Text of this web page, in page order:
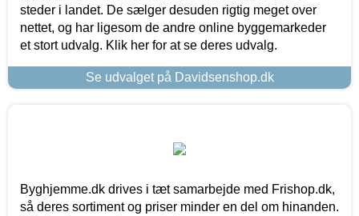
steder i landet. De sælger desuden rigtig meget over
nettet, og har ligesom de andre online byggemarkeder
et stort udvalg. Klik her for at se deres udvalg.
Se udvalget på Davidsenshop.dk
Byghjemme.dk drives i tæt samarbejde med Frishop.dk,
så deres sortiment og priser minder en del om hinanden.